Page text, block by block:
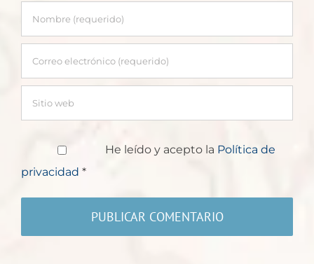
He leído y acepto la Política de
privacidad *